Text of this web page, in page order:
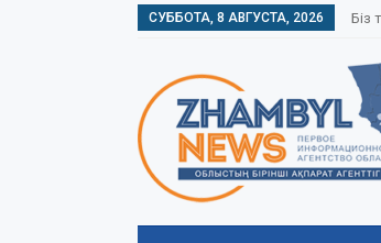
СУББОТА, 8 АВГУСТА, 2026 Біз